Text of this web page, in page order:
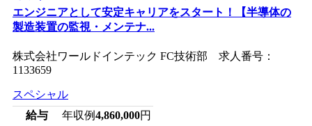
エンジニアとして安定キャリアをスタート！【半導体の
製造装置の監視・メンテナ...
株式会社ワールドインテック FC技術部 求人番号：
1133659
スペシャル
給与
年収例4,860,000円